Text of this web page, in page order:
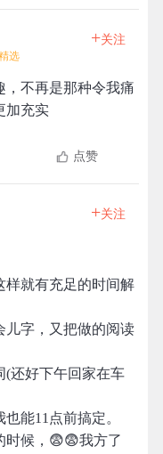
选
+关注
，不再是那种令我痛
加充实
点赞
+关注
样就有充足的时间解
儿字，又把做的阅读
(还好下午回家在车
能11点前搞定。
时候，😨😨我方了